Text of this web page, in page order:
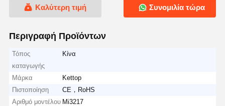
Καλύτερη τιμή Συνομιλία τώρα
Περιγραφή Προϊόντων
Τόπος
καταγωγής
Κίνα
Μάρκα
Kettop
Πιστοποίηση
CE，RoHS
Αριθμό μοντέλου Mi3217